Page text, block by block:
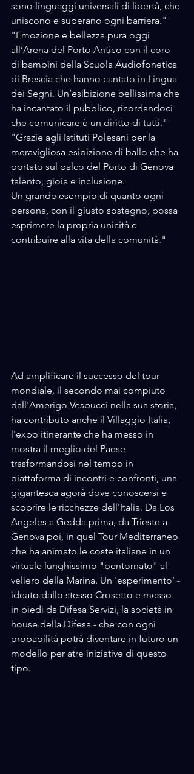
sono linguaggi universali di libertà, che
uniscono e superano ogni barriera."
"Emozione e bellezza pura oggi
all’Arena del Porto Antico con il coro
di bambini della Scuola Audiofonetica
di Brescia che hanno cantato in Lingua
dei Segni. Un’esibizione bellissima che
ha incantato il pubblico, ricordandoci
che comunicare è un diritto di tutti."
"Grazie agli Istituti Polesani per la
meravigliosa esibizione di ballo che ha
portato sul palco del Porto di Genova
talento, gioia e inclusione.
Un grande esempio di quanto ogni
persona, con il giusto sostegno, possa
esprimere la propria unicità e
contribuire alla vita della comunità."
Ad amplificare il successo del tour
mondiale, il secondo mai compiuto
dall'Amerigo Vespucci nella sua storia,
ha contributo anche il Villaggio Italia,
l'expo itinerante che ha messo in
mostra il meglio del Paese
trasformandosi nel tempo in
piattaforma di incontri e confronti, una
gigantesca agorà dove conoscersi e
scoprire le ricchezze dell'Italia. Da Los
Angeles a Gedda prima, da Trieste a
Genova poi, in quel Tour Mediterraneo
che ha animato le coste italiane in un
virtuale lunghissimo "bentornato" al
veliero della Marina. Un 'esperimento' -
ideato dallo stesso Crosetto e messo
in piedi da Difesa Servizi, la società in
house della Difesa - che con ogni
probabilità potrà diventare in futuro un
modello per atre iniziative di questo
tipo.